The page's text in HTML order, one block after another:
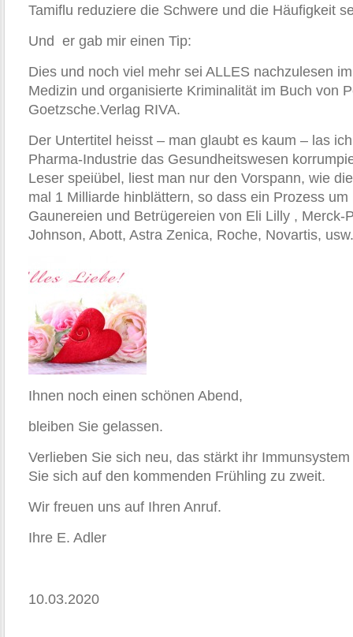
Tamiflu reduziere die Schwere und die Häufigkeit
Und er gab mir einen Tip:
Dies und noch viel mehr sei ALLES nachzulesen
Medizin und organisierte Kriminalität im Buch von
Goetzsche.Verlag RIVA.
Der Untertitel heisst – man glaubt es kaum – las
Pharma-Industrie das Gesundheitswesen
Leser speiübel, liest man nur den Vorspann, wie
mal 1 Milliarde hinblättern, so dass ein Prozess um
Gaunereien und Betrügereien von Eli Lilly , Merck-
Johnson, Abott, Astra Zenica, Roche, Novartis,
Ihnen noch einen schönen Abend,
bleiben Sie gelassen.
Verlieben Sie sich neu, das stärkt ihr
Sie sich auf den kommenden Frühling zu zweit.
Wir freuen uns auf Ihren Anruf.
Ihre E. Adler
10.03.2020